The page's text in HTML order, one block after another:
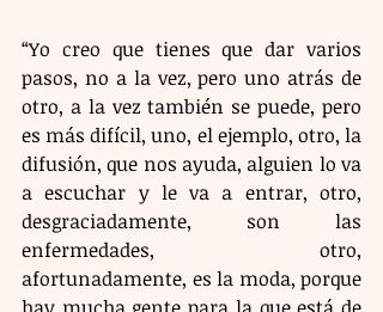
“Yo creo que tienes que dar varios
pasos, no a la vez, pero uno atrás de
otro, a la vez también se puede, pero
es más difícil, uno, el ejemplo, otro, la
difusión, que nos ayuda, alguien lo va
a escuchar y le va a entrar, otro,
desgraciadamente, son las
enfermedades, otro,
afortunadamente, es la moda, porque